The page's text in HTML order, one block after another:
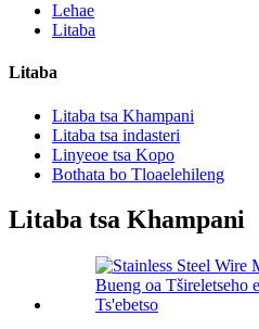
Lehae
Litaba
Litaba
Litaba tsa Khampani
Litaba tsa indasteri
Linyeoe tsa Kopo
Bothata bo Tloaelehileng
Litaba tsa Khampani